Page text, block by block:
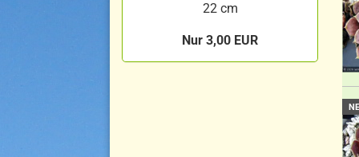
22 cm
Nur 3,00 EUR